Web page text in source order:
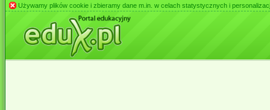
Używamy plików cookie i zbieramy dane m.in. w celach statystycznych i